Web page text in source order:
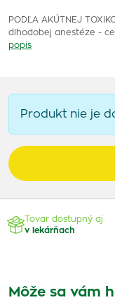
PODĽA AKÚTNEJ
dlhodobej anestéze -
popis
Produkt nie je
Tovar dostupný aj
v lekárňach
Môže sa vám